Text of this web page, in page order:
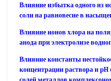
Влияние избытка одного из
соли на равновесие в
Влияние ионов хлора на
анода при электролизе
Влияние константы
концентрации раствора и